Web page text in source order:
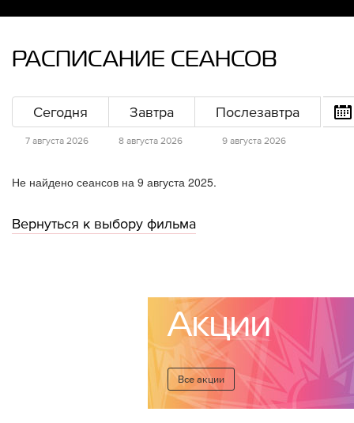
РАСПИСАНИЕ СЕАНСОВ
Сегодня
7 августа 2026
Завтра
8 августа 2026
Послезавтра
9 августа 2026
Не найдено сеансов на 9 августа 2025.
Вернуться к выбору фильма
Акции
Все акции